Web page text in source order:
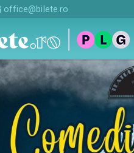
office@bilete.ro